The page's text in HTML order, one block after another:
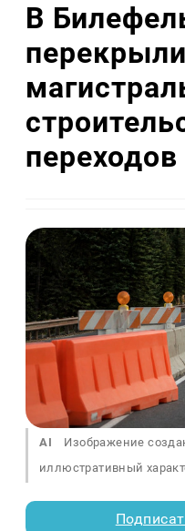
В
AI
Изображение
иллюстративный